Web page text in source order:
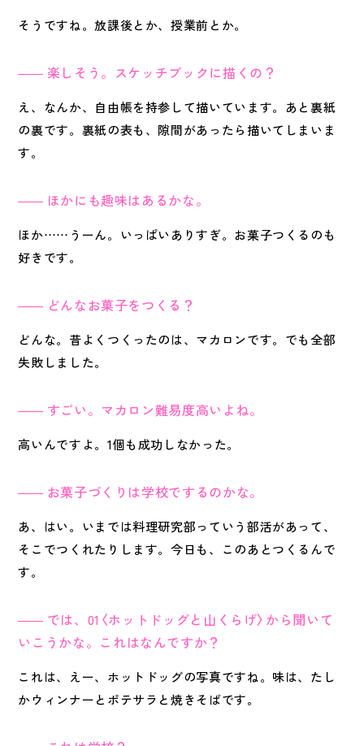
そうですね。放課後とか、授業前とか。
楽しそう。スケッチブックに描くの？
え、なんか、自由帳を持参して描いています。あと裏紙
の裏です。裏紙の表も、隙間があったら描いてしまいま
す。
ほかにも趣味はあるかな。
ほか……うーん。いっぱいありすぎ。お菓子つくるのも
好きです。
どんなお菓子をつくる？
どんな。昔よくつくったのは、マカロンです。でも全部
失敗しました。
すごい。マカロン難易度高いよね。
高いんですよ。1個も成功しなかった。
お菓子づくりは学校でするのかな。
あ、はい。いまでは料理研究部っていう部活があって、
そこでつくれたりします。今日も、このあとつくるんで
す。
では、01〈ホットドッグと山くらげ〉から聞いて
いこうかな。これはなんですか？
これは、えー、ホットドッグの写真ですね。味は、たし
かウィンナーとポテサラと焼きそばです。